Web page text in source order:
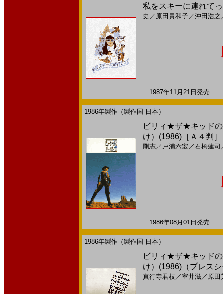
私をスキーに連れて
史 ／ 原田貴和子／沖田浩之
1987年11月21日発売
1986年製作（製作国 日本）
ビリィ★ザ★キッドの
け）(1986)［Ａ４判］
剛志／ 戸浦六宏／石橋蓮司
1986年08月01日発売
1986年製作（製作国 日本）
ビリィ★ザ★キッドの
け）(1986)（プレス
真行寺君枝 ／室井滋／ 原田